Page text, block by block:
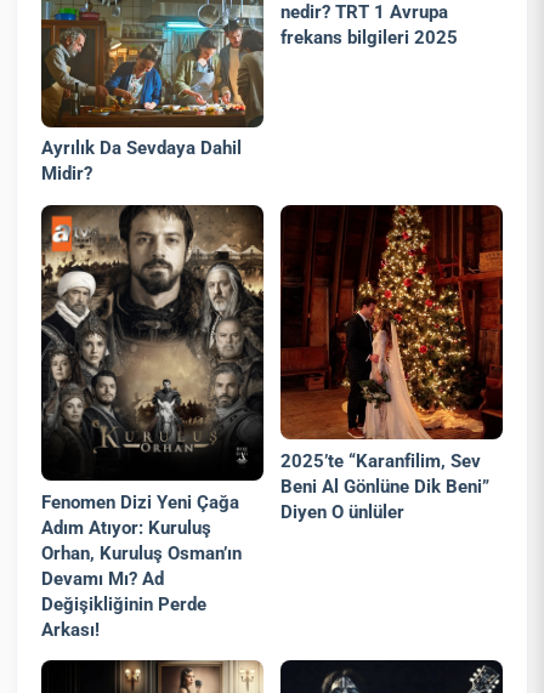
Ayrılık Da Sevdaya Dahil
Midir?
nedir? TRT 1 Avrupa
frekans bilgileri 2025
Fenomen Dizi Yeni Çağa
Adım Atıyor: Kuruluş
Orhan, Kuruluş Osman’ın
Devamı Mı? Ad
Değişikliğinin Perde
Arkası!
2025’te “Karanfilim, Sev
Beni Al Gönlüne Dik Beni”
Diyen O ünlüler